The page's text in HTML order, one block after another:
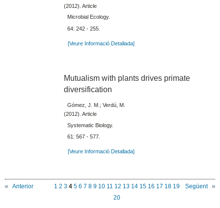
(2012). Article
Microbial Ecology.
64: 242 - 255.
[Veure Informació Detallada]
Mutualism with plants drives primate
diversification
Gómez, J. M.; Verdú, M.
(2012). Article
Systematic Biology.
61: 567 - 577.
[Veure Informació Detallada]
Anterior Següent
1 2 3 4 5 6 7 8 9 10 11 12 13 14 15 16 17 18 19
20